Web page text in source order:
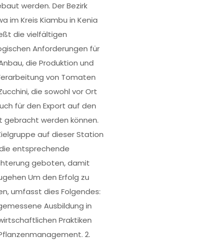
werden. Der Bezirk
im Kreis Kiambu in Kenia
die vielfältigen
Anforderungen für
die Produktion und
von Tomaten
die sowohl vor Ort
für den Export auf den
gebracht werden können.
auf dieser Station
entsprechende
geboten, damit
Um den Erfolg zu
umfasst dies Folgendes:
Ausbildung in
Praktiken
2.